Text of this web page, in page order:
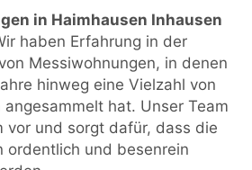
in Haimhausen Inhausen
haben Erfahrung in der
Messiwohnungen, in denen
hinweg eine Vielzahl von
hat. Unser Team
vor und sorgt dafür, dass die
ordentlich und besenrein